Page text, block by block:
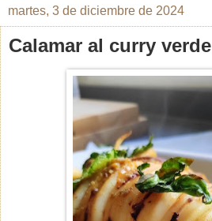
martes, 3 de diciembre de 2024
Calamar al curry verde